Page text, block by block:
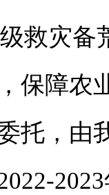
救灾备
保障农
托，由
2023